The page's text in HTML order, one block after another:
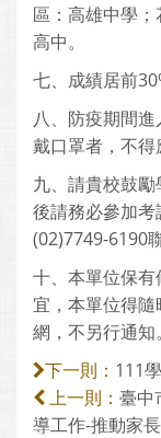
區：高雄中學
高中。
七、成績居前
八、防疫期間
戴口罩者，不得
九、請貴校鼓
後請務必參加
(02)7749-6190
十、本單位保
宜，本單位得
網，不另行通知。
下一則： 111
上一則： 臺中
導工作-推動家